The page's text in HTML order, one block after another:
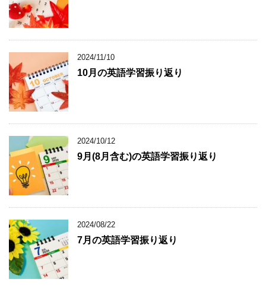
2024/11/10
10月の英語学習振り返り
2024/10/12
9月(8月含む)の英語学習振り返り
2024/08/22
7月の英語学習振り返り